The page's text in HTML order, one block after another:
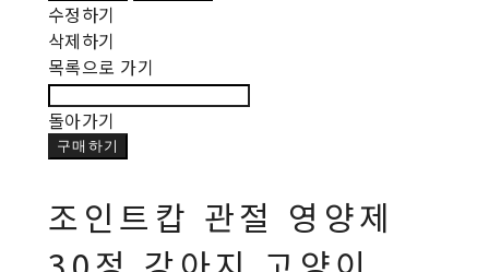
수정하기
삭제하기
목록으로 가기
돌아가기
구매하기
조인트캅 관절 영양제